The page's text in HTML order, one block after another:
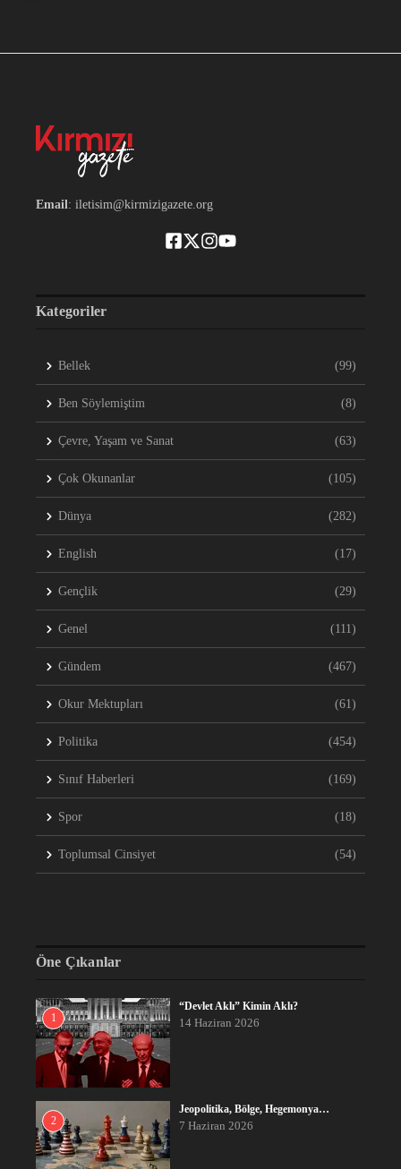
Email: iletisim@kirmizigazete.org
Kategoriler
Bellek (99)
Ben Söylemiştim (8)
Çevre, Yaşam ve Sanat (63)
Çok Okunanlar (105)
Dünya (282)
English (17)
Gençlik (29)
Genel (111)
Gündem (467)
Okur Mektupları (61)
Politika (454)
Sınıf Haberleri (169)
Spor (18)
Toplumsal Cinsiyet (54)
Öne Çıkanlar
1
“Devlet Aklı” Kimin Aklı?
14 Haziran 2026
2
Jeopolitika, Bölge, Hegemonya…
7 Haziran 2026